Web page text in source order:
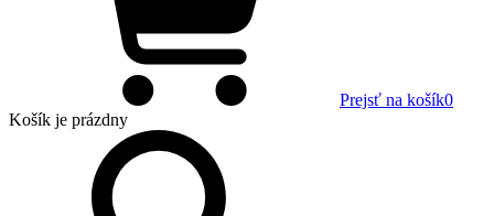
Prejsť na košík0
Košík je prázdny